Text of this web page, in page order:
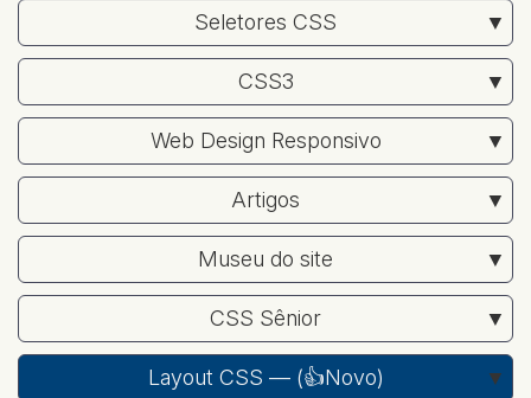
Seletores CSS
CSS3
Web Design Responsivo
Artigos
Museu do site
CSS Sênior
Layout CSS — (👍Novo)